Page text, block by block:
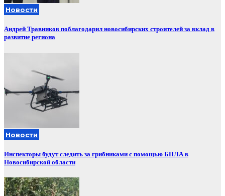
Новости
Андрей Травников поблагодарил новосибирских строителей за вклад в
развитие региона
Новости
Инспекторы будут следить за грибниками с помощью БПЛА в
Новосибирской области